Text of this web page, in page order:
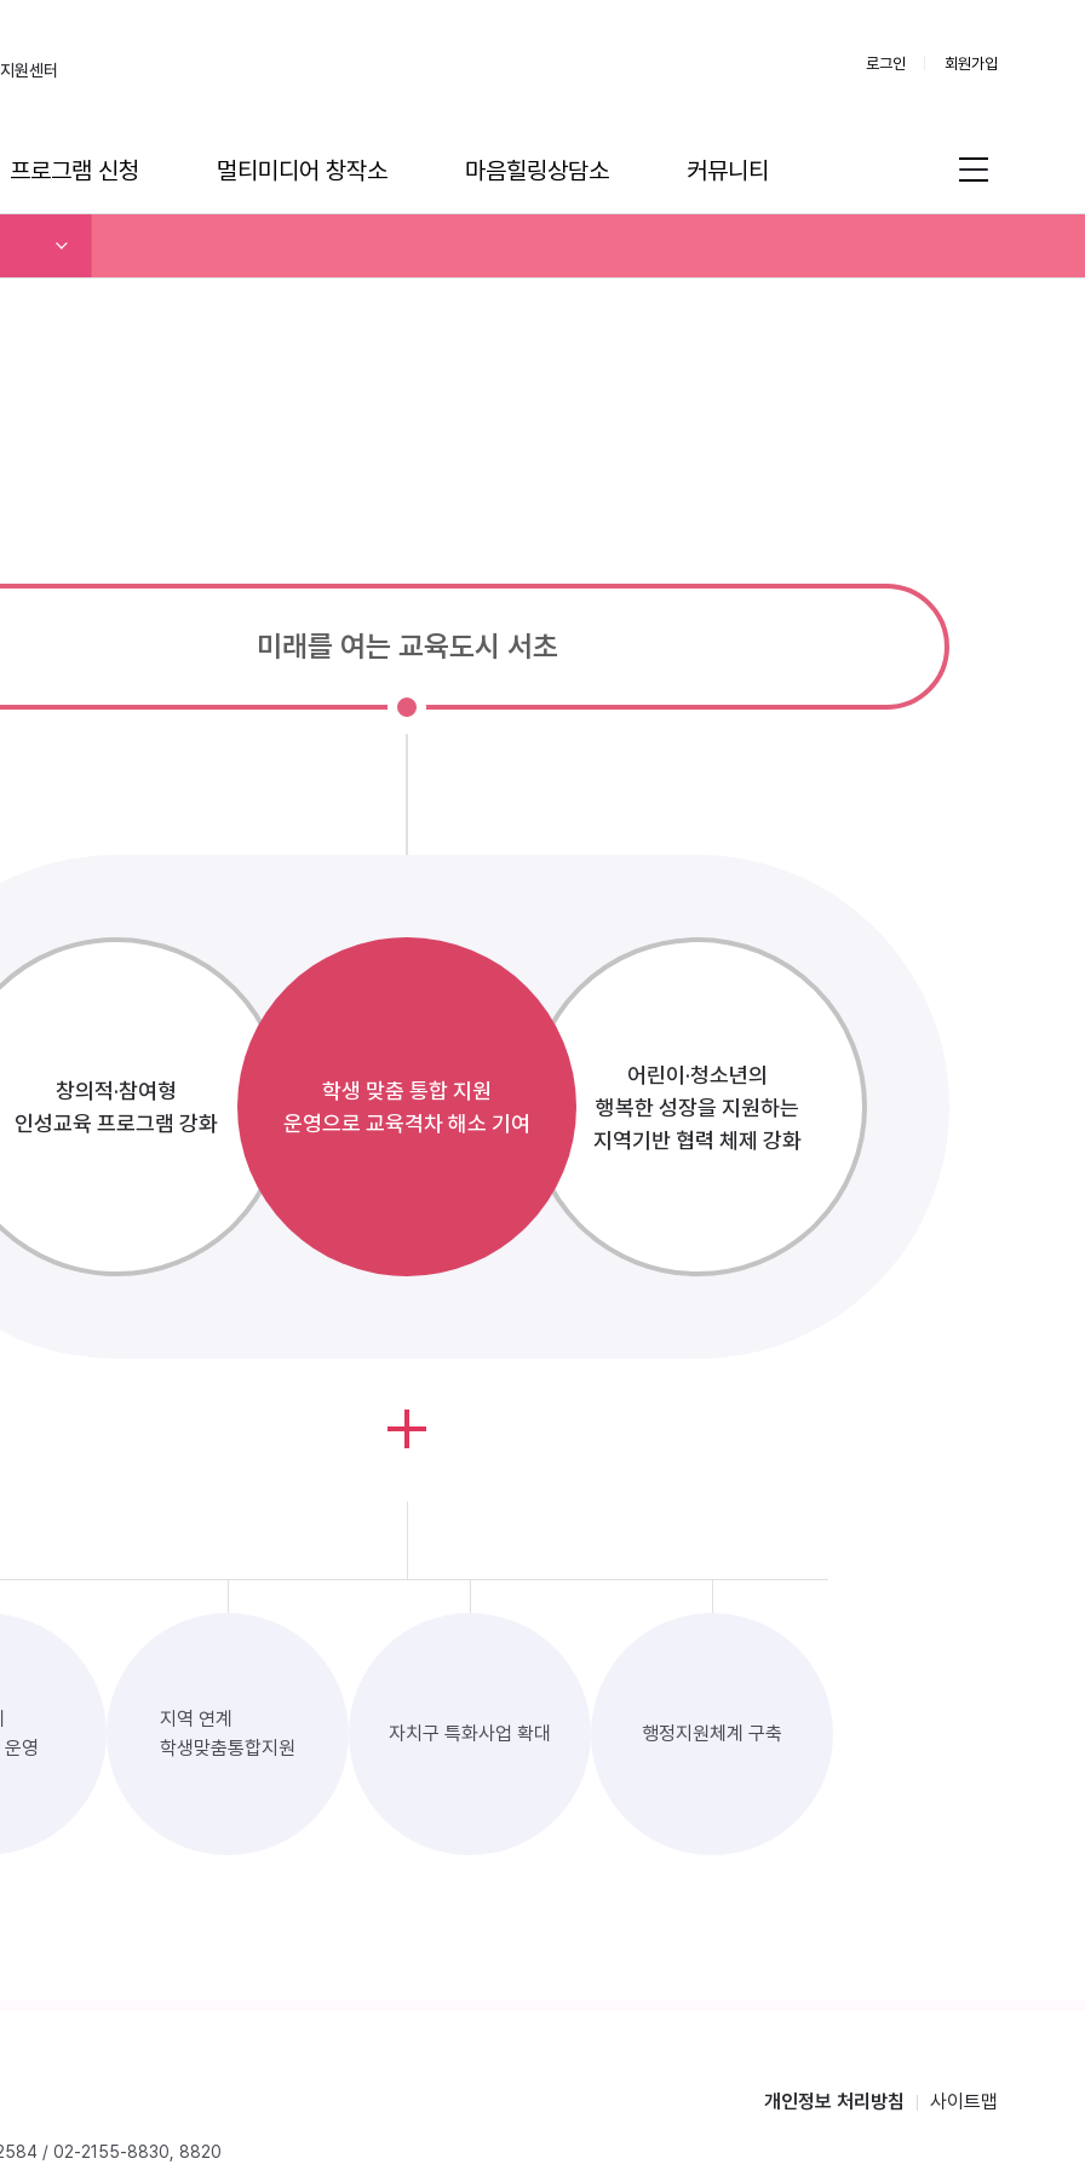
원센터 로그인 회원가입
프로그램 신청 멀티미디어 창작소 마음힐링상담소 커뮤니티
미래를 여는 교육도시 서초
창의적·참여형
인성교육 프로그램 강화
학생 맞춤 통합 지원
운영으로 교육격차 해소 기여
어린이·청소년의
행복한 성장을 지원하는
지역기반 협력 체제 강화
영
지역 연계
학생맞춤통합지원
자치구 특화사업 확대 행정지원체계 구축
개인정보 처리방침 사이트맵
/ 02-2155-8830, 8820